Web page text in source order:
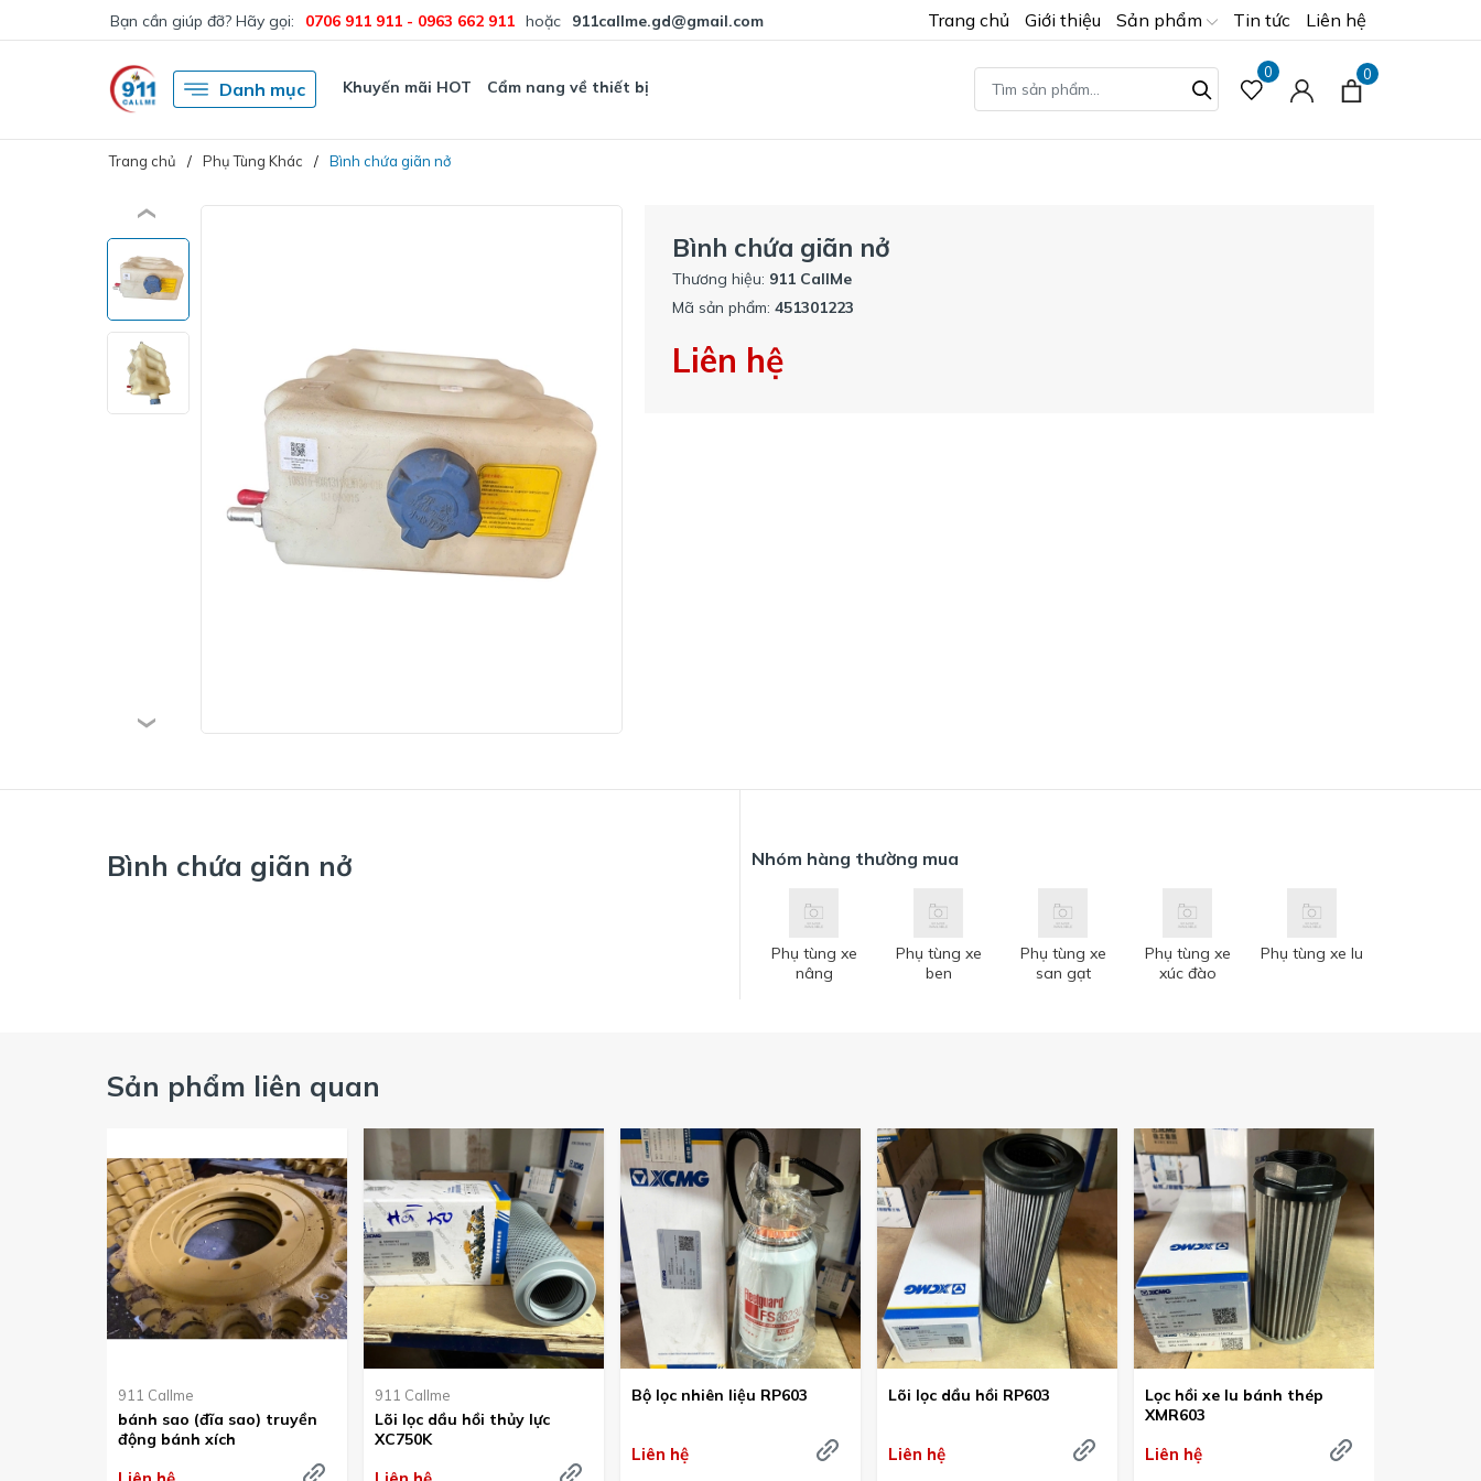
Bạn cần giúp đỡ? Hãy gọi: 0706 911 911 - 0963 662 911 hoặc 911callme.gd@gmail.com Trang chủ Giới thiệu Sản phẩm Tin tức Liên hệ
Danh mục Khuyến mãi HOT Cẩm nang về thiết bị
0 0
Trang chủ Phụ Tùng Khác Bình chứa giãn nở
Bình chứa giãn nở
Thương hiệu: 911 CallMe
Mã sản phẩm: 451301223
Liên hệ
Bình chứa giãn nở Nhóm hàng thường mua
Phụ tùng xe
nâng
Phụ tùng xe
ben
Phụ tùng xe
san gạt
Phụ tùng xe
xúc đào
Phụ tùng xe lu
Sản phẩm liên quan
911 Callme
bánh sao (đĩa sao) truyền
động bánh xích
911 Callme
Lõi lọc dầu hồi thủy lực
XC750K
Bộ lọc nhiên liệu RP603
Liên hệ
Lõi lọc dầu hồi RP603
Liên hệ
Lọc hồi xe lu bánh thép
XMR603
Liên hệ